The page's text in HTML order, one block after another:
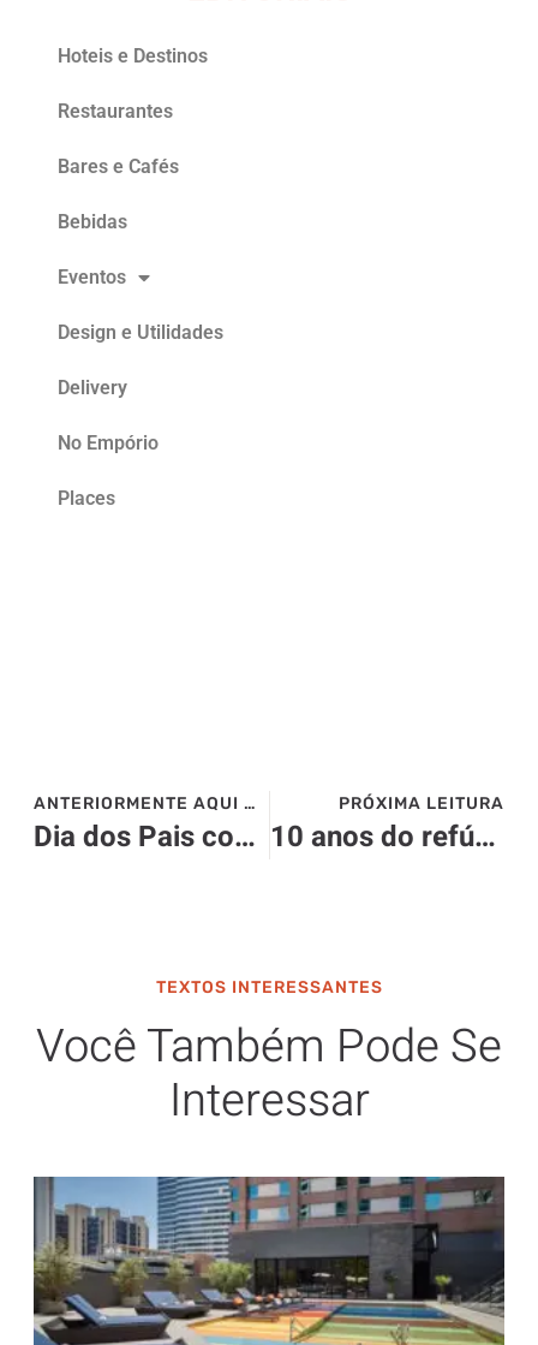
Hoteis e Destinos
Restaurantes
Bares e Cafés
Bebidas
Eventos
Design e Utilidades
Delivery
No Empório
Places
ANTERIORMENTE AQUI NO SITE>>>
Dia dos Pais com churrasco premium e programação especial no Bourbon Cataratas do Iguaçu Thermas Eco Resort
PRÓXIMA LEITURA
10 anos do refúgio AMANOI na costa do Vietnã
TEXTOS INTERESSANTES
Você Também Pode Se
Interessar